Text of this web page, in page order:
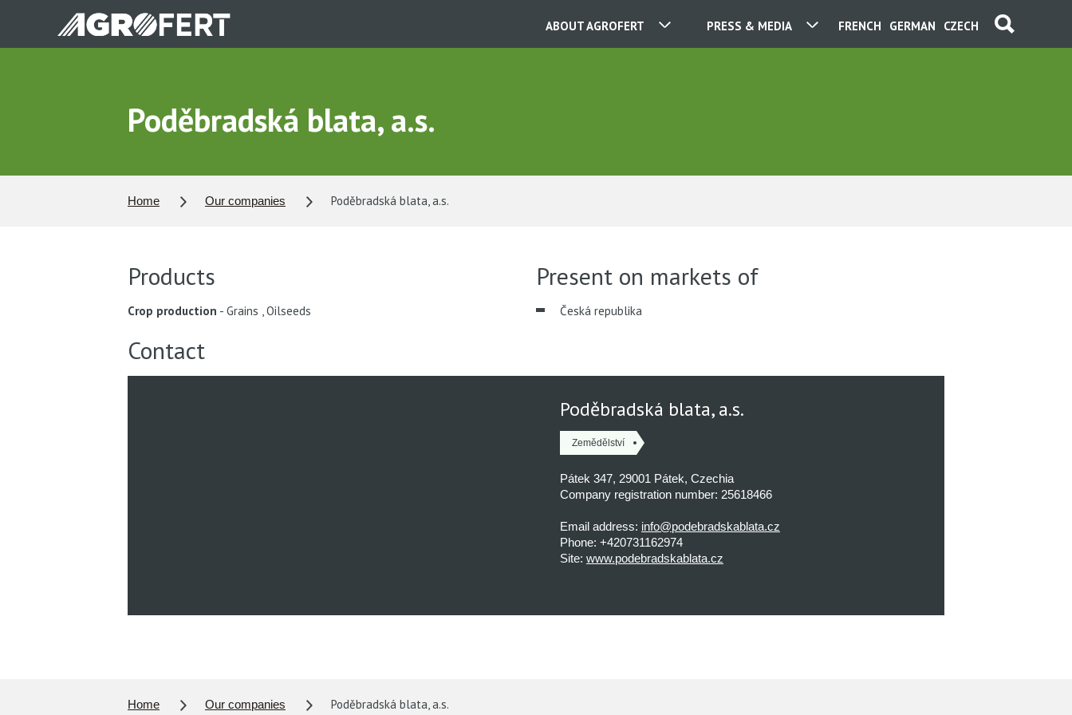
main
CZECH
GERMAN
FRENCH
PRESS & MEDIA
ABOUT AGROFERT
Poděbradská blata, a.s.
Home Our companies Poděbradská blata, a.s.
Products
Crop production Grains ,Oilseeds
Present on markets of
Česká republika
Contact
Poděbradská blata, a.s.
Zemědělství
Pátek 347, 29001 Pátek, Czechia
Company registration number: 25618466
Email address: info@podebradskablata.cz
Phone: +420731162974
Site: www.podebradskablata.cz
Home Our companies Poděbradská blata, a.s.